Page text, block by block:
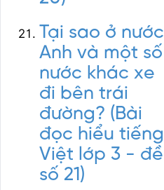
Tại sao ở nước
Anh và một số
nước khác xe
đi bên trái
đường? (Bài
đọc hiểu tiếng
Việt lớp 3 - đề
số 21)